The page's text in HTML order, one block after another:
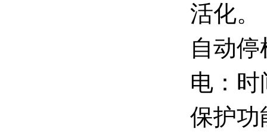
活化。
自动
电：
保护功